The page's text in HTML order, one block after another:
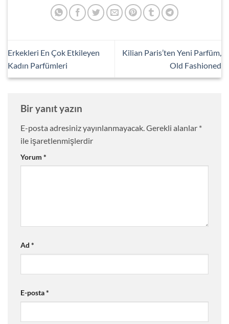
Erkekleri En Çok Etkileyen
Kadın Parfümleri
Kilian Paris’ten Yeni Parfüm,
Old Fashioned
Bir yanıt yazın
E-posta adresiniz yayınlanmayacak. Gerekli alanlar *
ile işaretlenmişlerdir
Yorum *
Ad *
E-posta*